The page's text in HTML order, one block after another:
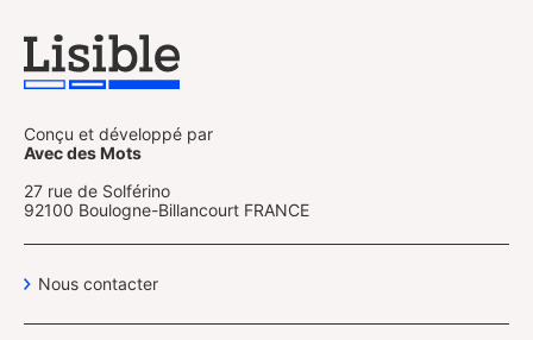
Conçu et développé par
Avec des Mots
27 rue de Solférino
92100 Boulogne-Billancourt FRANCE
Nous contacter